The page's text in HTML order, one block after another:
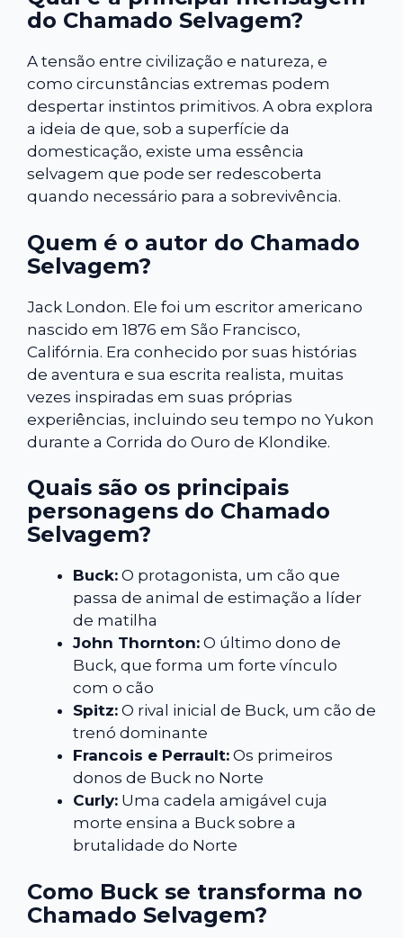
do Chamado Selvagem?
A tensão entre civilização e natureza, e
como circunstâncias extremas podem
despertar instintos primitivos. A obra explora
a ideia de que, sob a superfície da
domesticação, existe uma essência
selvagem que pode ser redescoberta
quando necessário para a sobrevivência.
Quem é o autor do Chamado
Selvagem?
Jack London. Ele foi um escritor americano
nascido em 1876 em São Francisco,
Califórnia. Era conhecido por suas histórias
de aventura e sua escrita realista, muitas
vezes inspiradas em suas próprias
experiências, incluindo seu tempo no Yukon
durante a Corrida do Ouro de Klondike.
Quais são os principais
personagens do Chamado
Selvagem?
Buck: O protagonista, um cão que
passa de animal de estimação a líder
de matilha
John Thornton: O último dono de
Buck, que forma um forte vínculo
com o cão
Spitz: O rival inicial de Buck, um cão de
trenó dominante
Francois e Perrault: Os primeiros
donos de Buck no Norte
Curly: Uma cadela amigável cuja
morte ensina a Buck sobre a
brutalidade do Norte
Como Buck se transforma no
Chamado Selvagem?